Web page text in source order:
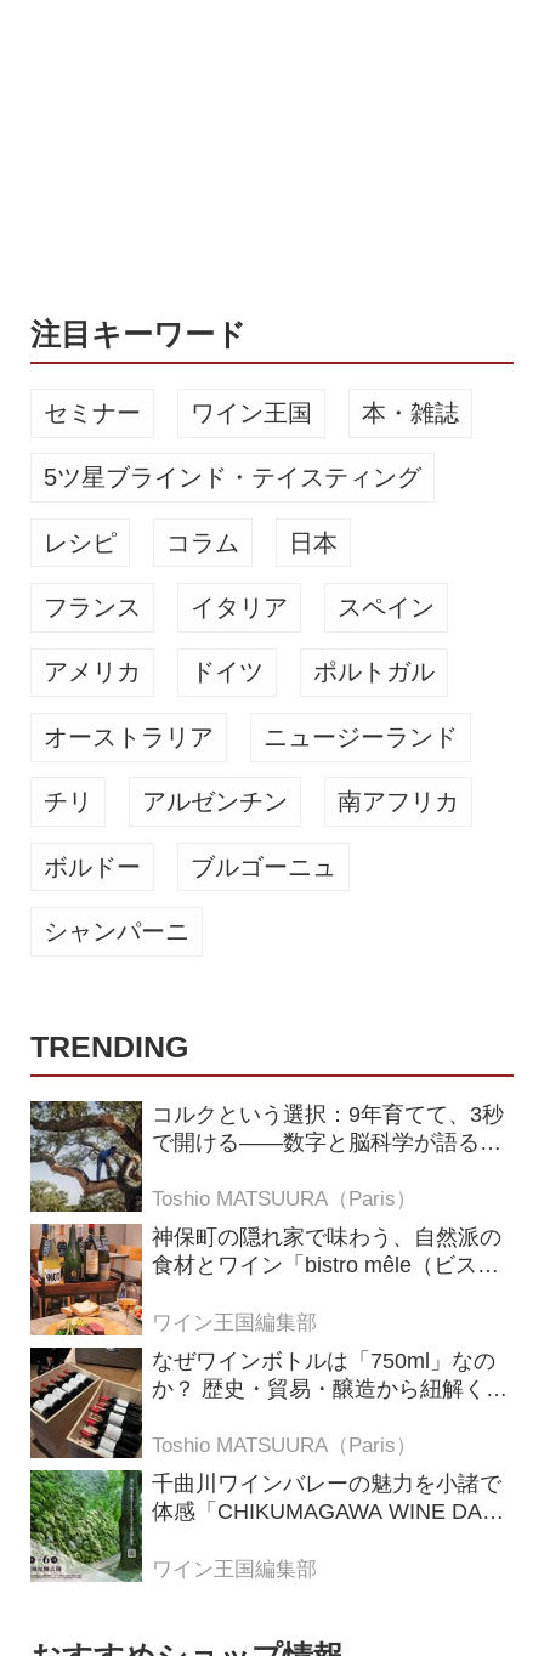
注目キーワード
セミナー ワイン王国 本・雑誌
5ツ星ブラインド・テイスティング
レシピ コラム 日本
フランス イタリア スペイン
アメリカ ドイツ ポルトガル
オーストラリア ニュージーランド
チリ アルゼンチン 南アフリカ
ボルドー ブルゴーニュ
シャンパーニ
TRENDING
コルクという選択：9年育てて、3秒
で開ける——数字と脳科学が語る栓
Toshio MATSUURA（Paris）
神保町の隠れ家で味わう、自然派の
食材とワイン「bistro mêle（ビスト
ワイン王国編集部
なぜワインボトルは「750ml」なの
か？ 歴史・貿易・醸造から紐解く4
Toshio MATSUURA（Paris）
千曲川ワインバレーの魅力を小諸で
体感「CHIKUMAGAWA WINE DAYS
ワイン王国編集部